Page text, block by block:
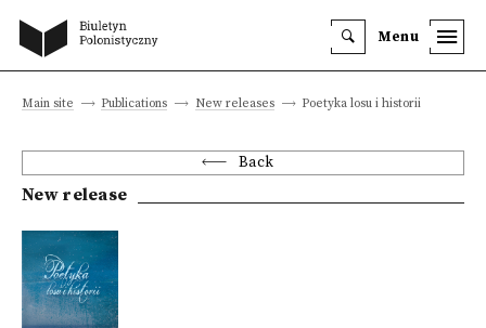
Menu
Main site Publications New releases Poetyka losu i historii
Back
New release